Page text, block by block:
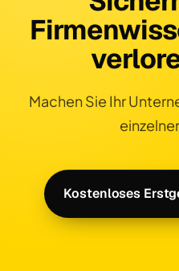
Machen Sie Ihr
Kostenloses